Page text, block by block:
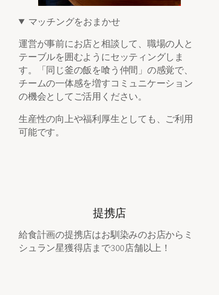
マッチングをおまかせ
運営が事前にお店と相談して、職場の人と
テーブルを囲むようにセッティングしま
す。「同じ釜の飯を喰う仲間」の感覚で、
チームの一体感を増すコミュニケーション
の機会としてご活用ください。
生産性の向上や福利厚生としても、ご利用
可能です。
提携店
給食計画の提携店はお馴染みのお店からミ
シュラン星獲得店まで300店舗以上！